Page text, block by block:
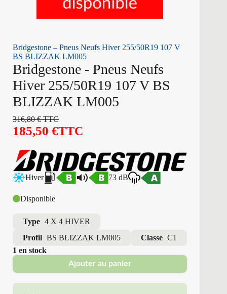
Bridgestone – Pneus Neufs Hiver 255/50R19 107 V
BS BLIZZAK LM005
Bridgestone - Pneus Neufs
Hiver 255/50R19 107 V BS
BLIZZAK LM005
316,80€TTC
185,50 €TTC
Hiver 73 dB
Disponible
Type 4 X 4 HIVER
Profil BS BLIZZAK LM005 Classe C1
1 en stock
Ajouter au panier